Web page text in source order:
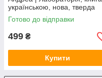
українською, нова, тверда
Готово до відправки
499 ₴
Купити